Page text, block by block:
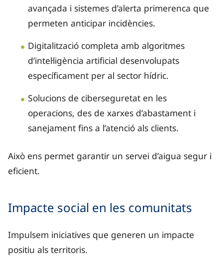
avançada i sistemes d’alerta primerenca que
permeten anticipar incidències.
Digitalització completa amb algoritmes
d’intel·ligència artificial desenvolupats
específicament per al sector hídric.
Solucions de ciberseguretat en les
operacions, des de xarxes d’abastament i
sanejament fins a l’atenció als clients.
Això ens permet garantir un servei d’aigua segur i
eficient.
Impacte social en les comunitats
Impulsem iniciatives que generen un impacte
positiu als territoris.